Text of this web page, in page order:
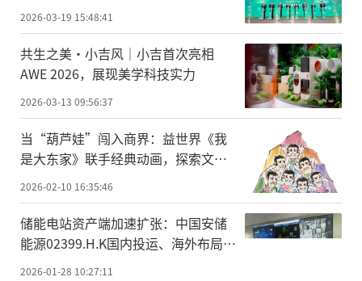
2026-03-19 15:48:41
共生之美·小吉风｜小吉首次亮相
AWE 2026，展现美学科技实力
2026-03-13 09:56:37
当“葫芦娃”闯入商界：益世界《我
是大东家》联手经典动画，探索文化
IP联动新范式
2026-02-10 16:35:46
储能电站资产端加速扩张：中国安储
能源02399.H.K国内投运、海外布局同
步推进
2026-01-28 10:27:11